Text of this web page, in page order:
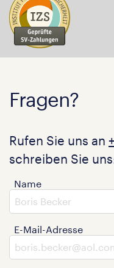
Fragen?
Rufen Sie uns an
schreiben Sie
Name
E-Mail-Adresse